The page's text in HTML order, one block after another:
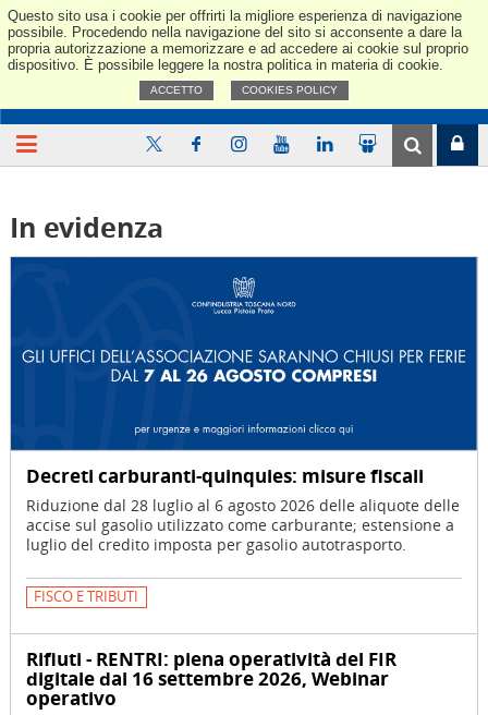
Questo sito usa i cookie per offrirti la migliore esperienza di navigazione
possibile. Procedendo nella navigazione del sito si acconsente a dare la
propria autorizzazione a memorizzare e ad accedere ai cookie sul proprio
dispositivo. È possibile leggere la nostra politica in materia di cookie.
ACCETTO COOKIES POLICY
In evidenza
Decreti carburanti-quinquies: misure fiscali
Riduzione dal 28 luglio al 6 agosto 2026 delle aliquote delle
accise sul gasolio utilizzato come carburante; estensione a
luglio del credito imposta per gasolio autotrasporto.
FISCO E TRIBUTI
Rifiuti - RENTRI: piena operatività del FIR
digitale dal 16 settembre 2026, Webinar
operativo